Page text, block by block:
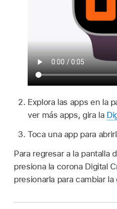
Explora las apps en la
ver más apps, gira la
Toca una app para
Para regresar a la pantalla
presiona la corona Digital
presionarla para cambiar la